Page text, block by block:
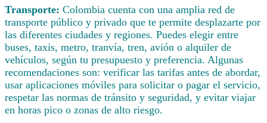
Transporte: Colombia cuenta con una amplia red de
transporte público y privado que te permite desplazarte por
las diferentes ciudades y regiones. Puedes elegir entre
buses, taxis, metro, tranvía, tren, avión o alquiler de
vehículos, según tu presupuesto y preferencia. Algunas
recomendaciones son: verificar las tarifas antes de abordar,
usar aplicaciones móviles para solicitar o pagar el servicio,
respetar las normas de tránsito y seguridad, y evitar viajar
en horas pico o zonas de alto riesgo.